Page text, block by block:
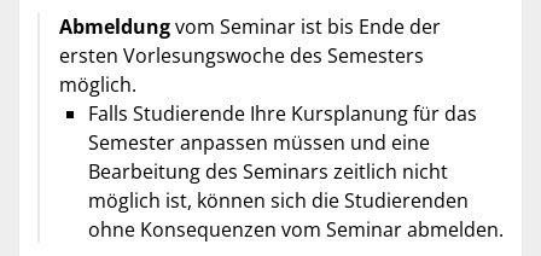
Abmeldungvom Seminar ist bis Ende der
ersten Vorlesungswoche des Semesters
möglich.
Falls Studierende Ihre Kursplanung für das
Semester anpassen müssen und eine
Bearbeitung des Seminars zeitlich nicht
möglich ist, können sich die Studierenden
ohne Konsequenzen vom Seminar abmelden.